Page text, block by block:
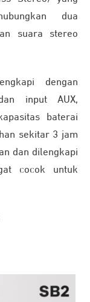
dua
suara stereo
dengan
input AUX,
baterai
sekitar 3 jam
dan dilengkapi
cocok untuk